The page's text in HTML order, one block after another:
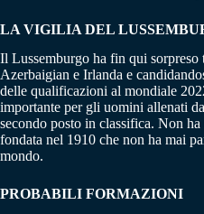
LA VIGILIA DEL
Il Lussemburgo ha fin qui
Azerbaigian e Irlanda e
delle qualificazioni al mondiale
importante per gli uomini allenati
secondo posto in classifica. Non
fondata nel 1910 che non ha mai
mondo.
PROBABILI FORMAZIONI